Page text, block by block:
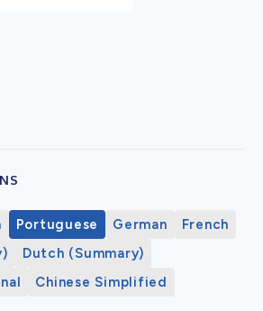
Portuguese German
French
Dutch (Summary)
Chinese Simplified